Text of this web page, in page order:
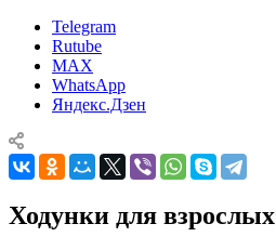
Telegram
Rutube
MAX
WhatsApp
Яндекс.Дзен
Ходунки для взрослых